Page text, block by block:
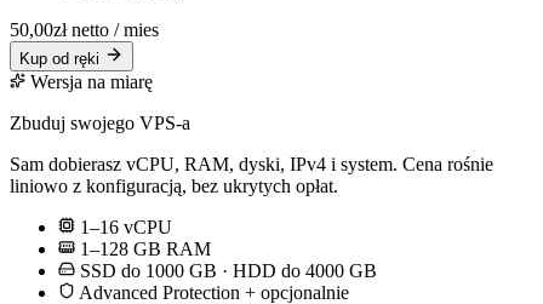
50,00zł netto / mies
Kup od ręki
Wersja na miarę
Zbuduj swojego VPS-a
Sam dobierasz vCPU, RAM, dyski, IPv4 i system. Cena rośnie
liniowo z konfiguracją, bez ukrytych opłat.
1–16 vCPU
1–128 GB RAM
SSD do 1000 GB · HDD do 4000 GB
Advanced Protection + opcjonalnie